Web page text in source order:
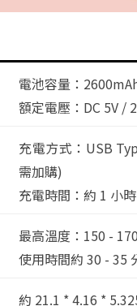
電池容量：
額定電壓：DC 5V /
充電方式：USB
需加購)
充電時間：約 1 小
最高溫度：150 -
使用時間約 30 - 35
約 21.1 * 4.16 *